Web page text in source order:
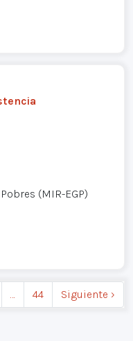
(MIR-EGP)
… 44 Siguiente ›